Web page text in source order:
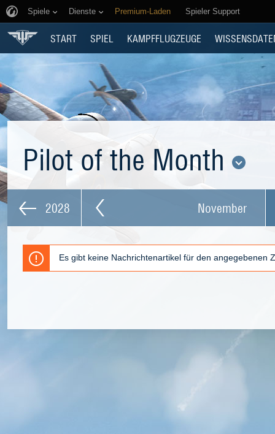
Spiele Dienste Premium-Laden Spieler Support
START SPIEL KAMPFFLUGZEUGE
Pilot of the Month
2028 November
Es gibt keine Nachrichtenartikel für den angegebenen